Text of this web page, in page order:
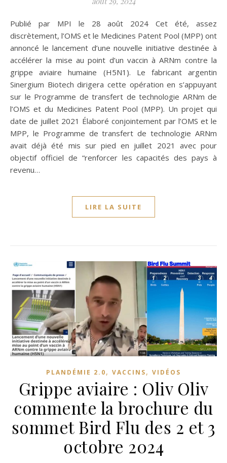
Publié par MPI le 28 août 2024 Cet été, assez
discrètement, l’OMS et le Medicines Patent Pool (MPP) ont
annoncé le lancement d’une nouvelle initiative destinée à
accélérer la mise au point d’un vaccin à ARNm contre la
grippe aviaire humaine (H5N1). Le fabricant argentin
Sinergium Biotech dirigera cette opération en s’appuyant
sur le Programme de transfert de technologie ARNm de
l’OMS et du Medicines Patent Pool (MPP). Un projet qui
date de juillet 2021 Élaboré conjointement par l’OMS et le
MPP, le Programme de transfert de technologie ARNm
avait déjà été mis sur pied en juillet 2021 avec pour
objectif officiel de “renforcer les capacités des pays à
revenu…
LIRE LA SUITE
PLANDÉMIE 2.0, VACCINS, VIDÉOS
Grippe aviaire : Oliv Oliv
commente la brochure du
sommet Bird Flu des 2 et 3
octobre 2024